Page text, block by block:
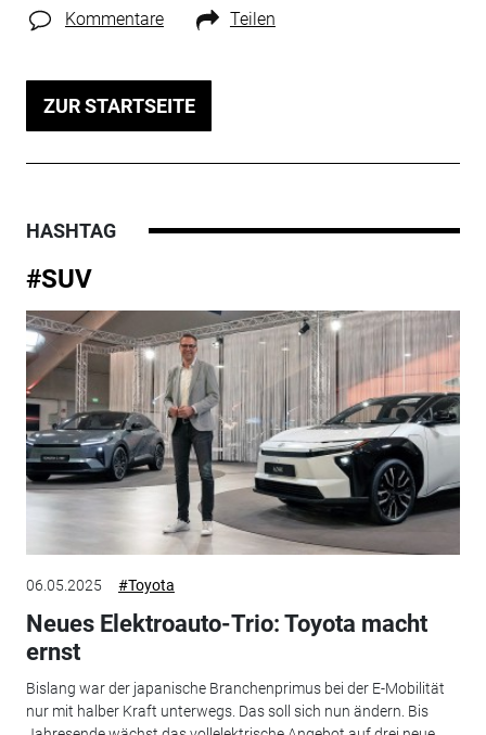
Kommentare Teilen
ZUR STARTSEITE
HASHTAG
#SUV
06.05.2025 #Toyota
Neues Elektroauto-Trio: Toyota macht
ernst
Bislang war der japanische Branchenprimus bei der E-Mobilität
nur mit halber Kraft unterwegs. Das soll sich nun ändern. Bis